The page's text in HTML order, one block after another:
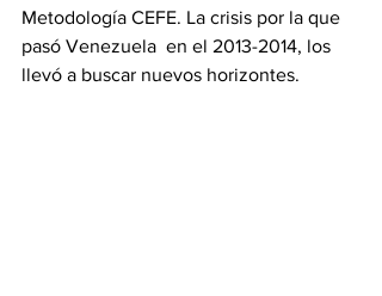
Metodología CEFE. La crisis por la que
pasó Venezuela  en el 2013-2014, los
llevó a buscar nuevos horizontes.